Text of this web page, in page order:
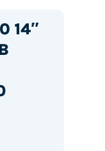
14″